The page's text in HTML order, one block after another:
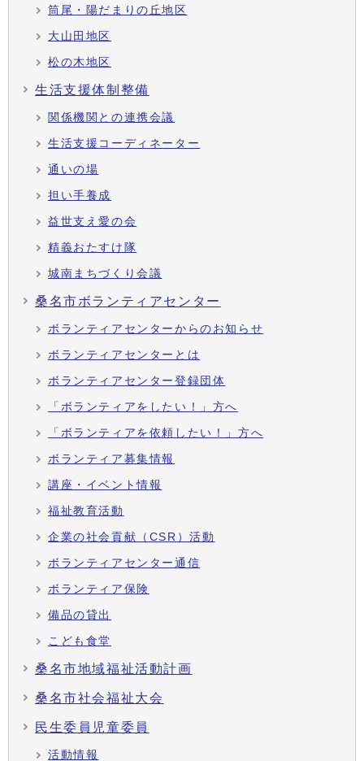
筒尾・陽だまりの丘地区
大山田地区
松の木地区
生活支援体制整備
関係機関との連携会議
生活支援コーディネーター
通いの場
担い手養成
益世支え愛の会
精義おたすけ隊
城南まちづくり会議
桑名市ボランティアセンター
ボランティアセンターからのお知らせ
ボランティアセンターとは
ボランティアセンター登録団体
「ボランティアをしたい！」方へ
「ボランティアを依頼したい！」方へ
ボランティア募集情報
講座・イベント情報
福祉教育活動
企業の社会貢献（CSR）活動
ボランティアセンター通信
ボランティア保険
備品の貸出
こども食堂
桑名市地域福祉活動計画
桑名市社会福祉大会
民生委員児童委員
活動情報